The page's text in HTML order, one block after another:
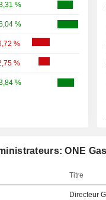
%
%
%
%
%
ONE
Titre
Directeur